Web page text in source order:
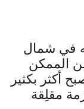
في شمال
الممكن
أكثر بكثير
مقلِقة